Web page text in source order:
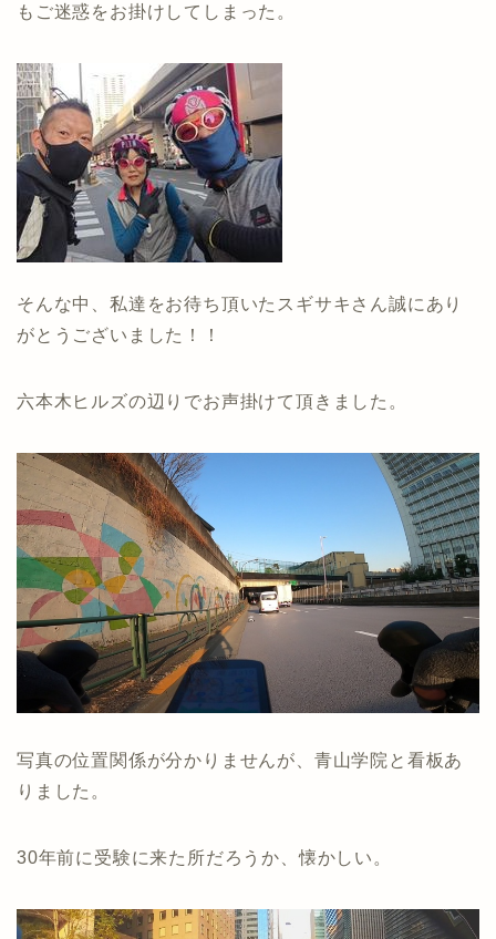
もご迷惑をお掛けしてしまった。
そんな中、私達をお待ち頂いたスギサキさん誠にあり
がとうございました！！
六本木ヒルズの辺りでお声掛けて頂きました。
写真の位置関係が分かりませんが、青山学院と看板あ
りました。
30年前に受験に来た所だろうか、懐かしい。